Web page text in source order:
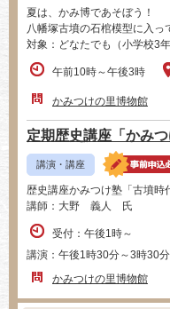
夏は、かみ博であそぼう！
八幡塚古墳の石棺模型に入っ
対象：どなたでも（小学校3
午前10時～午後3時
かみつけの里博物館
定期歴史講座「かみつ
講演・講座
歴史講座かみつけ塾「古墳時
講師：大野 義人 氏
受付：午後1時～
講演：午後1時30分～3時30分
かみつけの里博物館